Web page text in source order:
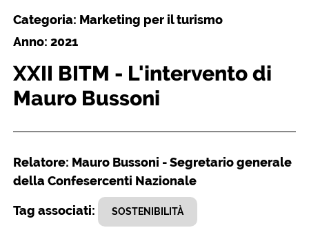
Categoria: Marketing per il turismo
Anno: 2021
XXII BITM - L'intervento di
Mauro Bussoni
Relatore: Mauro Bussoni - Segretario generale
della Confesercenti Nazionale
Tag associati: SOSTENIBILITÀ